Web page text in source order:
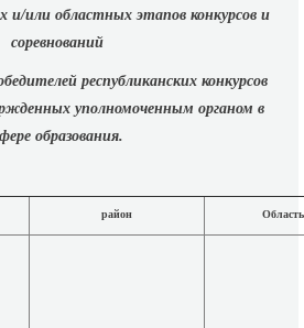
и/или областных этапов конкурсов и
соревнований
республиканских конкурсов
уполномоченным органом в
образования.
район Область